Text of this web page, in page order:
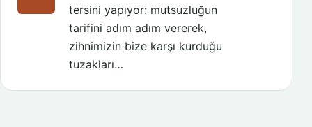
tersini yapıyor: mutsuzluğun
tarifini adım adım vererek,
zihnimizin bize karşı kurduğu
tuzakları…